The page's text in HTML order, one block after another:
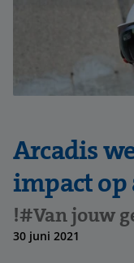
Arcadis
impact op
!#Van jouw
30 juni 2021